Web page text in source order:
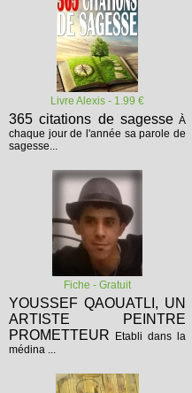
Livre Alexis - 1.99 €
365 citations de sagesse À
chaque jour de l'année sa parole de
sagesse...
Fiche - Gratuit
YOUSSEF QAOUATLI, UN
ARTISTE PEINTRE
PROMETTEUR
Etabli dans la
médina ...